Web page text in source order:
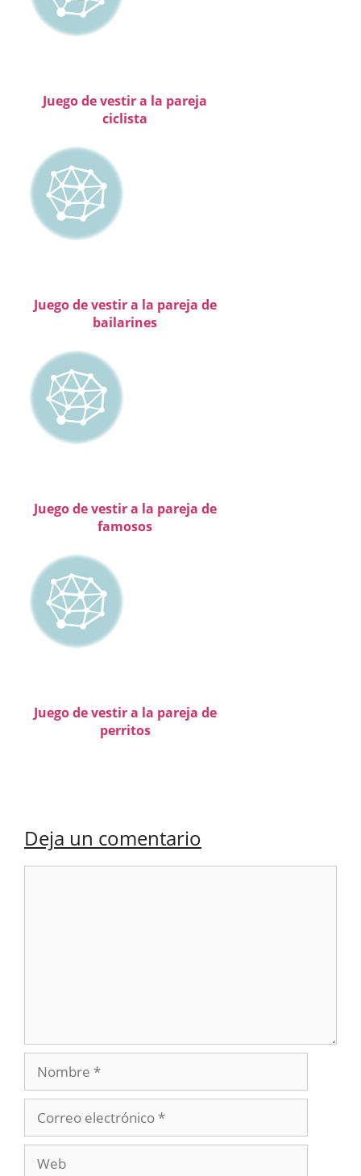
Juego de vestir a la pareja
ciclista
Juego de vestir a la pareja de
bailarines
Juego de vestir a la pareja de
famosos
Juego de vestir a la pareja de
perritos
Deja un comentario
electrónico